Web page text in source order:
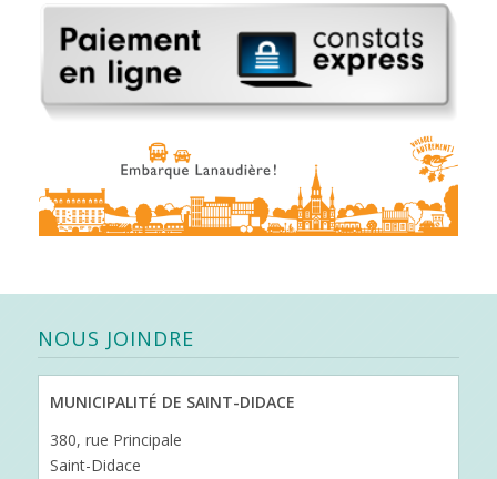
NOUS JOINDRE
MUNICIPALITÉ DE SAINT-DIDACE
380, rue Principale
Saint-Didace